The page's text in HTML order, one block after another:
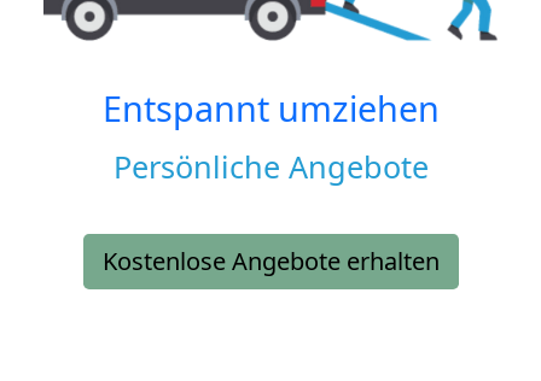
Entspannt umziehen
Persönliche Angebote
Kostenlose Angebote erhalten